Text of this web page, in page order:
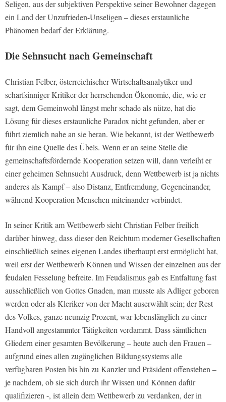
Seligen, aus der subjektiven Perspektive seiner Bewohner dagegen
ein Land der Unzufrieden-Unseligen – dieses erstaunliche
Phänomen bedarf der Erklärung.
Die Sehnsucht nach Gemeinschaft
Christian Felber, österreichischer Wirtschaftsanalytiker und
scharfsinniger Kritiker der herrschenden Ökonomie, die, wie er
sagt, dem Gemeinwohl längst mehr schade als nütze, hat die
Lösung für dieses erstaunliche Paradox nicht gefunden, aber er
führt ziemlich nahe an sie heran. Wie bekannt, ist der Wettbewerb
für ihn eine Quelle des Übels. Wenn er an seine Stelle die
gemeinschaftsfördernde Kooperation setzen will, dann verleiht er
einer geheimen Sehnsucht Ausdruck, denn Wettbewerb ist ja nichts
anderes als Kampf – also Distanz, Entfremdung, Gegeneinander,
während Kooperation Menschen miteinander verbindet.
In seiner Kritik am Wettbewerb sieht Christian Felber freilich
darüber hinweg, dass dieser den Reichtum moderner Gesellschaften
einschließlich seines eigenen Landes überhaupt erst ermöglicht hat,
weil erst der Wettbewerb Können und Wissen der einzelnen aus der
feudalen Fesselung befreite. Im Feudalismus gab es Entfaltung fast
ausschließlich von Gottes Gnaden, man musste als Adliger geboren
werden oder als Kleriker von der Macht auserwählt sein; der Rest
des Volkes, ganze neunzig Prozent, war lebenslänglich zu einer
Handvoll angestammter Tätigkeiten verdammt. Dass sämtlichen
Gliedern einer gesamten Bevölkerung – heute auch den Frauen –
aufgrund eines allen zugänglichen Bildungssystems alle
verfügbaren Posten bis hin zu Kanzler und Präsident offenstehen –
je nachdem, ob sie sich durch ihr Wissen und Können dafür
qualifizieren -, ist allein dem Wettbewerb zu verdanken, der in